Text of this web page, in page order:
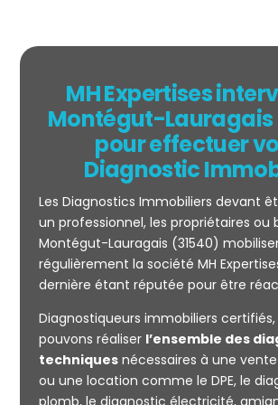
Mesurage
CARREZ
MH Expertises
Montégut-Lauragais
pour effectuer
Diagnostic
Les Diagnostics Immobiliers devant
un professionnel, les propriétaires ou
Montégut-Lauragais (31540)
régulièrement la société MH
dernière étant réputée pour être
Diagnostiqueurs immobiliers certifiés,
pouvons réaliser l’ensemble des
techniquesnécessaires à une
ou une location comme le DPE, le